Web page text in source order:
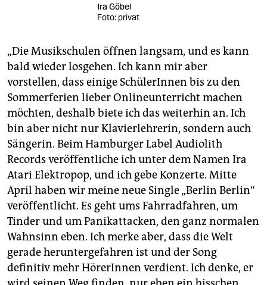
Ira Göbel
Foto: privat
„Die Musikschulen öffnen langsam, und es kann
bald wieder losgehen. Ich kann mir aber
vorstellen, dass einige SchülerInnen bis zu den
Sommerferien lieber Onlineunterricht machen
möchten, deshalb biete ich das weiterhin an. Ich
bin aber nicht nur Klavierlehrerin, sondern auch
Sängerin. Beim Hamburger Label Audiolith
Records veröffentliche ich unter dem Namen Ira
Atari Elektropop, und ich gebe Konzerte. Mitte
April haben wir meine neue Single „Berlin Berlin“
veröffentlicht. Es geht ums Fahrradfahren, um
Tinder und um Panik­attacken, den ganz normalen
Wahnsinn eben. Ich merke aber, dass die Welt
gerade heruntergefahren ist und der Song
definitiv mehr HörerInnen verdient. Ich denke, er